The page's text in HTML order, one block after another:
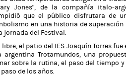
Jones”, de la compañía italo-
que el público disfrutara de
en una historia de
jornada del Festival.
el patio del IES Joaquín Torres
argentina Trotamundos, una
sobre la rutina, el paso del tiempo
de los años.